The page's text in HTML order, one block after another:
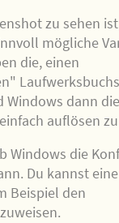
zu sehen
mögliche
die, einen
dann
auflösen
Windows die
Du kannst
Beispiel den